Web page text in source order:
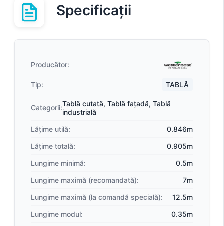
Specificații
Producător:
Tip: TABLĂ
Categorii:Tablă cutată, Tablă fațadă, Tablă
industrială
Lățime utilă:
0.846m
Lățime totală:
0.905m
Lungime minimă:
0.5m
Lungime maximă (recomandată):
7m
Lungime maximă (la comandă specială):
12.5m
Lungime modul:
0.35m